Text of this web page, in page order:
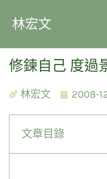
林宏文
修鍊自己 度過
林宏文 2008-
文章目錄